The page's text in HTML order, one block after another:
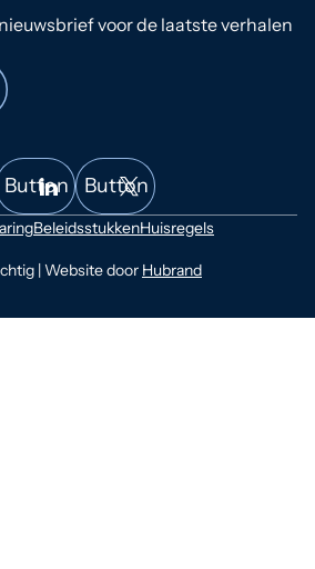
voor de laatste verhalen
Button Button
| Website door Hubrand
BeleidsstukkenHuisregels